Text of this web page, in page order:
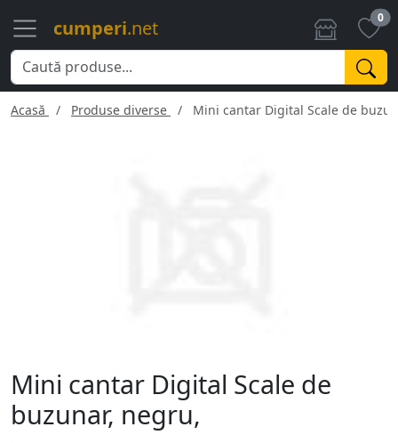
cumperi.net 0
Acasă Produse diverse Mini cantar Digital Scale de
Mini cantar Digital Scale de
buzunar, negru,